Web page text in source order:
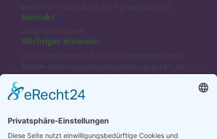
Kontakt
Wichtiger Hinweis:
Fortbildung gedacht und keinesfalls als Diagnose-
oder Therapieanweisungen zu verstehen. Wir
oder indirekt aus der Verwendung unserer Angaben
entstehen.